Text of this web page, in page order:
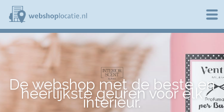
Overslaan
naar
de
inhoud
e
b
o
p
De webshop met de beste en
heerlijkste geuren voor elk
interieur.